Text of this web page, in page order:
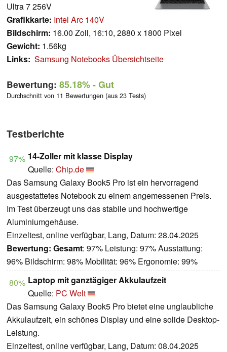
Ultra 7 256V
Grafikkarte: Intel Arc 140V
Bildschirm: 16.00 Zoll, 16:10, 2880 x 1800 Pixel
Gewicht: 1.56kg
Links: Samsung Notebooks Übersichtseite
Bewertung: 85.18%- Gut
Durchschnitt von 11 Bewertungen (aus 23 Tests)
Testberichte
97% 14-Zoller mit klasse Display
Quelle: Chip.de
Das Samsung Galaxy Book5 Pro ist ein hervorragend
ausgestattetes Notebook zu einem angemessenen Preis.
Im Test überzeugt uns das stabile und hochwertige
Aluminiumgehäuse.
Einzeltest, online verfügbar, Lang, Datum: 28.04.2025
Bewertung: Gesamt: 97% Leistung: 97% Ausstattung:
96% Bildschirm: 98% Mobilität: 96% Ergonomie: 99%
80% Laptop mit ganztägiger Akkulaufzeit
Quelle: PC Welt
Das Samsung Galaxy Book5 Pro bietet eine unglaubliche
Akkulaufzeit, ein schönes Display und eine solide Desktop-
Leistung.
Einzeltest, online verfügbar, Lang, Datum: 08.04.2025